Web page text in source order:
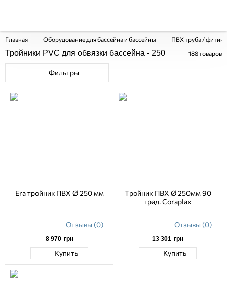
Главная Оборудование для бассейна и бассейны ПВХ труба / фитинг
Тройники PVC для обвязки бассейна - 250 188товаров
Фильтры
Era тройник ПВХ Ø 250 мм
Отзывы (0)
8 970 грн
Купить
Тройник ПВХ Ø 250мм 90
град. Coraplax
Отзывы (0)
13 301 грн
Купить